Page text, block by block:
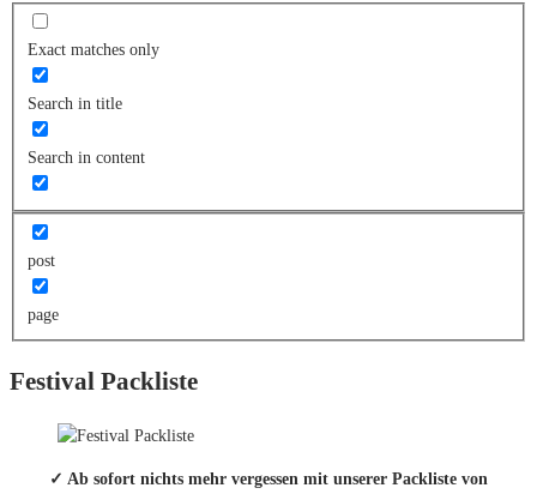
Exact matches only
Search in title
Search in content
post
page
Festival Packliste
✓ Ab sofort nichts mehr vergessen mit unserer Packliste von